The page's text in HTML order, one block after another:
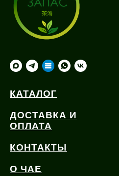
КАТАЛОГ
ДОСТАВКА И
ОПЛАТА
КОНТАКТЫ
О ЧАЕ